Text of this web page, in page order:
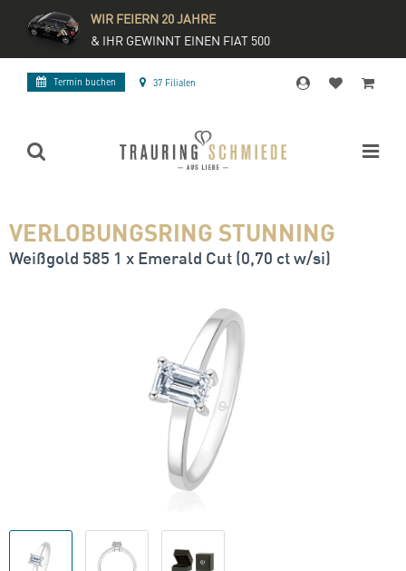
WIR FEIERN 20 JAHRE
& IHR GEWINNT EINEN FIAT 500
Termin buchen 37 Filialen
VERLOBUNGSRING STUNNING
Weißgold 585 1 x Emerald Cut (0,70 ct w/si)